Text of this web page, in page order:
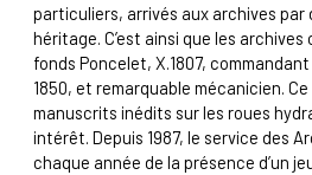
particuliers, arrivés aux archives par
héritage. C’est ainsi que les
fonds Poncelet, X.1807, commandant
1850, et remarquable mécanicien.
manuscrits inédits sur les roues
intérêt. Depuis 1987, le service des
chaque année de la présence d’un